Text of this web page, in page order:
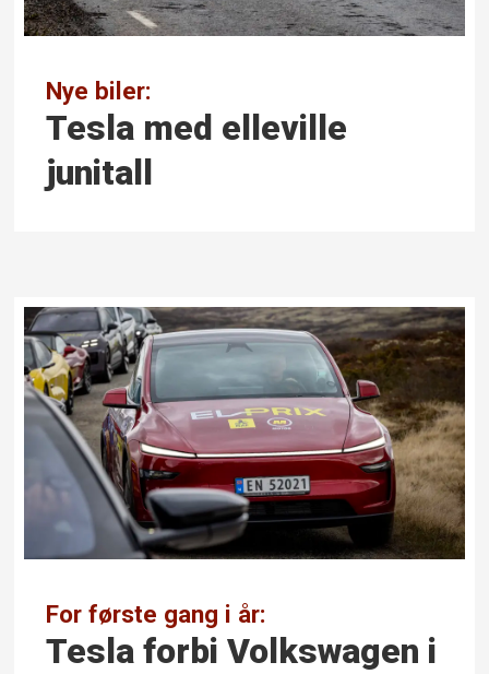
Nye biler:
Tesla med elleville
junitall
For første gang i år:
Tesla forbi Volkswagen i